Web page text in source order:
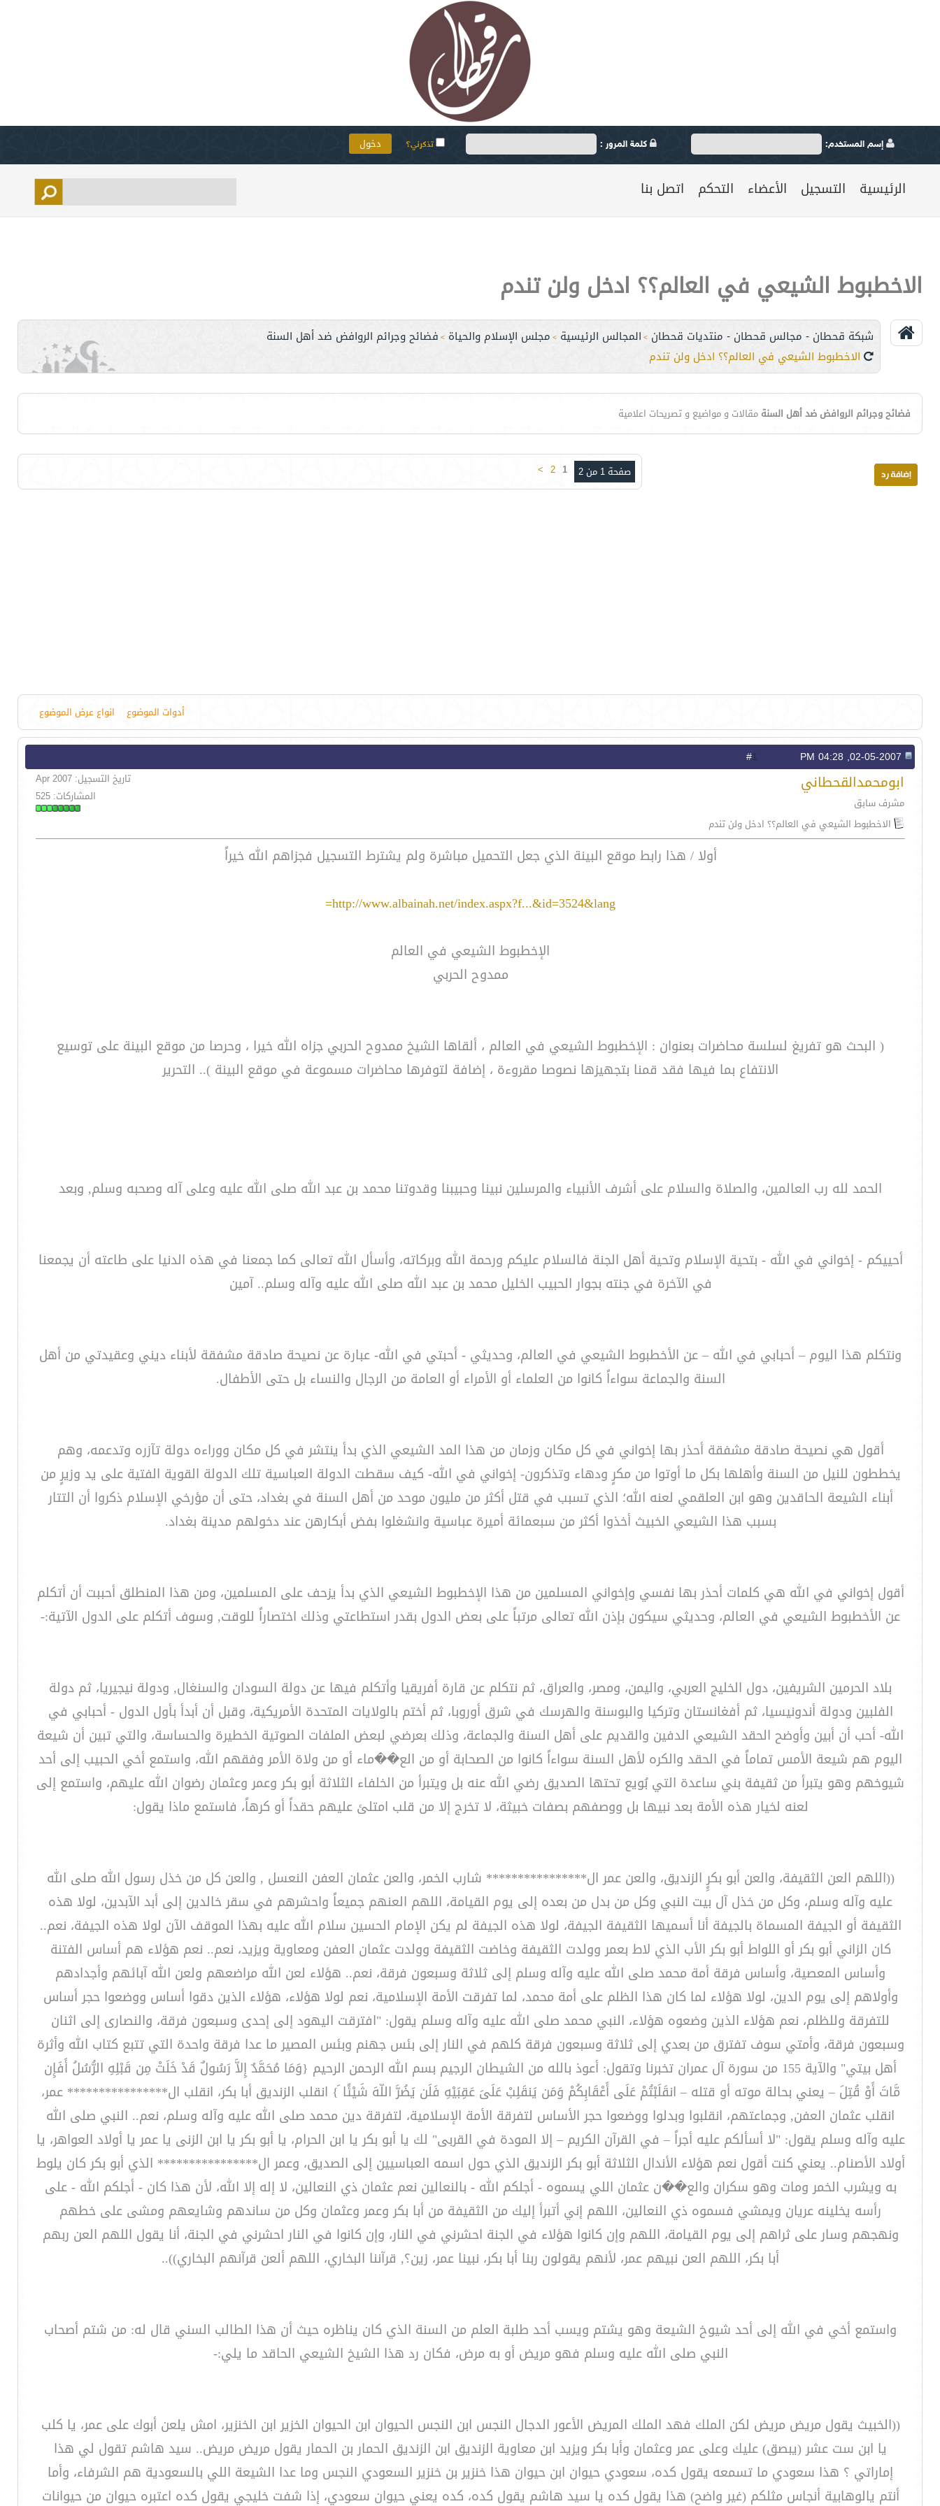
إسم المستخدم: كلمة المرور : تذكرني؟
الرئيسية التسجيل الأعضاء التحكم اتصل بنا
الاخطبوط الشيعي في العالم؟؟ ادخل ولن تندم
شبكة قحطان - مجالس قحطان - منتديات قحطان > المجالس الرئيسية > مجلس الإسلام والحياة > فضائح وجرائم الروافض ضد أهل السنة
الاخطبوط الشيعي في العالم؟؟ ادخل ولن تندم
فضائح وجرائم الروافض ضد أهل السنة مقالات و مواضيع و تصريحات اعلامية
صفحة 1 من 2 1
2
>
أدوات الموضوع انواع عرض الموضوع
1
ابومحمدالقحطاني
مشرف سابق
تاريخ التسجيل: Apr 2007
المشاركات: 525
الاخطبوط الشيعي في العالم؟؟ ادخل ولن تندم
أولا / هذا رابط موقع البينة الذي جعل التحميل مباشرة ولم يشترط التسجيل فجزاهم الله خيراً
http://www.albainah.net/index.aspx?f...&id=3524&lang=
الإخطبوط الشيعي في العالم
ممدوح الحربي
( البحث هو تفريغ لسلسة محاضرات بعنوان : الإخطبوط الشيعي في العالم ، ألقاها الشيخ ممدوح الحربي جزاه الله خيرا ، وحرصا من موقع البينة على توسيع
الانتفاع بما فيها فقد قمنا بتجهيزها نصوصا مقروءة ، إضافة لتوفرها محاضرات مسموعة في موقع البينة ).. التحرير
الحمد لله رب العالمين، والصلاة والسلام على أشرف الأنبياء والمرسلين نبينا وحبيبنا وقدوتنا محمد بن عبد الله صلى الله عليه وعلى آله وصحبه وسلم, وبعد
أحييكم - إخواني في الله - بتحية الإسلام وتحية أهل الجنة فالسلام عليكم ورحمة الله وبركاته، وأسأل الله تعالى كما جمعنا في هذه الدنيا على طاعته أن يجمعنا
في الآخرة في جنته بجوار الحبيب الخليل محمد بن عبد الله صلى الله عليه وآله وسلم.. آمين
ونتكلم هذا اليوم – أحبابي في الله – عن الأخطبوط الشيعي في العالم، وحديثي - أحبتي في الله- عبارة عن نصيحة صادقة مشفقة لأبناء ديني وعقيدتي من أهل
السنة والجماعة سواءاً كانوا من العلماء أو الأمراء أو العامة من الرجال والنساء بل حتى الأطفال.
أقول هي نصيحة صادقة مشفقة أحذر بها إخواني في كل مكان وزمان من هذا المد الشيعي الذي بدأ ينتشر في كل مكان ووراءه دولة تآزره وتدعمه، وهم
يخططون للنيل من السنة وأهلها بكل ما أوتوا من مكرٍ ودهاء وتذكرون- إخواني في الله- كيف سقطت الدولة العباسية تلك الدولة القوية الفتية على يد وزيرٍ من
أبناء الشيعة الحاقدين وهو ابن العلقمي لعنه الله؛ الذي تسبب في قتل أكثر من مليون موحد من أهل السنة في بغداد، حتى أن مؤرخي الإسلام ذكروا أن التتار
بسبب هذا الشيعي الخبيث أخذوا أكثر من سبعمائة أميرة عباسية وانشغلوا بفض أبكارهن عند دخولهم مدينة بغداد.
أقول إخواني في الله هي كلمات أحذر بها نفسي وإخواني المسلمين من هذا الإخطبوط الشيعي الذي بدأ يزحف على المسلمين، ومن هذا المنطلق أحببت أن أتكلم
عن الأخطبوط الشيعي في العالم، وحديثي سيكون بإذن الله تعالى مرتباً على بعض الدول بقدر استطاعتي وذلك اختصاراً للوقت, وسوف أتكلم على الدول الآتية:-
بلاد الحرمين الشريفين، دول الخليج العربي، واليمن، ومصر، والعراق، ثم نتكلم عن قارة أفريقيا وأتكلم فيها عن دولة السودان والسنغال, ودولة نيجيريا، ثم دولة
الفلبين ودولة أندونيسيا، ثم أفغانستان وتركيا والبوسنة والهرسك في شرق أوروبا، ثم أختم بالولايات المتحدة الأمريكية، وقبل أن أبدأ بأول الدول - أحبابي في
الله- أحب أن أبين وأوضح الحقد الشيعي الدفين والقديم على أهل السنة والجماعة، وذلك بعرضي لبعض الملفات الصوتية الخطيرة والحساسة، والتي تبين أن شيعة
اليوم هم شيعة الأمس تماماً في الحقد والكره لأهل السنة سواءاً كانوا من الصحابة أو من الع��ماء أو من ولاة الأمر وفقهم الله، واستمع أخي الحبيب إلى أحد
شيوخهم وهو يتبرأ من ثقيفة بني ساعدة التي بُويع تحتها الصديق رضي الله عنه بل ويتبرأ من الخلفاء الثلاثة أبو بكر وعمر وعثمان رضوان الله عليهم، واستمع إلى
لعنه لخيار هذه الأمة بعد نبيها بل ووصفهم بصفات خبيثة، لا تخرج إلا من قلب امتلئ عليهم حقداً أو كرهاً، فاستمع ماذا يقول:
((اللهم العن الثقيفة، والعن أبو بكرٍِ الزنديق، والعن عمر ال**************** شارب الخمر، والعن عثمان العفن النعسل , والعن كل من خذل رسول الله صلى الله
عليه وآله وسلم، وكل من خذل آل بيت النبي وكل من بدل من بعده إلى يوم القيامة، اللهم العنهم جميعاً واحشرهم في سقر خالدين إلى أبد الآبدين، لولا هذه
الثقيفة أو الجيفة المسماة بالجيفة أنا أسميها الثقيفة الجيفة، لولا هذه الجيفة لم يكن الإمام الحسين سلام الله عليه بهذا الموقف الآن لولا هذه الجيفة، نعم..
كان الزاني أبو بكر أو اللواط أبو بكر الأب الذي لاط بعمر وولدت الثقيفة وخاضت الثقيفة وولدت عثمان العفن ومعاوية ويزيد، نعم.. نعم هؤلاء هم أساس الفتنة
وأساس المعصية، وأساس فرقة أمة محمد صلى الله عليه وآله وسلم إلى ثلاثة وسبعون فرقة، نعم.. هؤلاء لعن الله مراضعهم ولعن الله آبائهم وأجدادهم
وأولاهم إلى يوم الدين، لولا هؤلاء لما كان هذا الظلم على أمة محمد، لما تفرقت الأمة الإسلامية، نعم لولا هؤلاء، هؤلاء الذين دقوا أساس ووضعوا حجر أساس
للتفرقة وللظلم، نعم هؤلاء الذين وضعوه هؤلاء، النبي محمد صلى الله عليه وآله وسلم يقول: "افترقت اليهود إلى إحدى وسبعون فرقة، والنصارى إلى اثنان
وسبعون فرقة، وأمتي سوف تفترق من بعدي إلى ثلاثة وسبعون فرقة كلهم في النار إلى بئس جهنم وبئس المصير ما عدا فرقة واحدة التي تتبع كتاب الله وأثرة
أهل بيتي" والآية 155 من سورة آل عمران تخبرنا وتقول: أعوذ بالله من الشيطان الرجيم بسم الله الرحمن الرحيم {وَمَا مُحَمَّدٌ إِلاَّ رَسُولٌ قَدْ خَلَتْ مِن قَبْلِهِ الرُّسُلُ أَفَإِن
مَّاتَ أَوْ قُتِلَ – يعني بحالة موته أو قتله – انقَلَبْتُمْ عَلَى أَعْقَابِكُمْ وَمَن يَنقَلِبْ عَلَىَ عَقِبَيْهِ فَلَن يَضُرَّ اللّهَ شَيْئًا َ} انقلب الزنديق أبا بكر، انقلب ال**************** عمر،
انقلب عثمان العفن, وجماعتهم، انقلبوا وبدلوا ووضعوا حجر الأساس لتفرقة الأمة الإسلامية، لتفرقة دين محمد صلى الله عليه وآله وسلم، نعم.. النبي صلى الله
عليه وآله وسلم يقول: "لا أسألكم عليه أجراً – في القرآن الكريم – إلا المودة في القربى" لك يا أبو بكر يا ابن الحرام، يا أبو بكر يا ابن الزنى يا عمر يا أولاد العواهر، يا
أولاد الأصنام.. يعني كنت أقول نعم هؤلاء الأندال الثلاثة أبو بكر الزنديق الذي حول اسمه العباسيين إلى الصديق، وعمر ال**************** الذي أبو بكر كان يلوط
به ويشرب الخمر ومات وهو سكران والع��ن عثمان اللي يسموه - أجلكم الله - بالنعالين نعم عثمان ذي النعالين، لا إله إلا الله، لأن هذا كان - أجلكم الله - على
رأسه يخلينه عريان ويمشي فسموه ذي النعالين، اللهم إني أتبرأ إليك من الثقيفة من أبا بكر وعمر وعثمان وكل من ساندهم وشايعهم ومشى على خطهم
ونهجهم وسار على ثراهم إلى يوم القيامة، اللهم وإن كانوا هؤلاء في الجنة احشرني في النار، وإن كانوا في النار احشرني في الجنة، أنا يقول اللهم العن ربهم
أبا بكر، اللهم العن نبيهم عمر، لأنهم يقولون ربنا أبا بكر، نبينا عمر، زين؟, قرآننا البخاري، اللهم ألعن قرآنهم البخاري))..
واستمع أخي في الله إلى أحد شيوخ الشيعة وهو يشتم ويسب أحد طلبة العلم من السنة الذي كان يناظره حيث أن هذا الطالب السني قال له: من شتم أصحاب
النبي صلى الله عليه وسلم فهو مريض أو به مرض، فكان رد هذا الشيخ الشيعي الحاقد ما يلي:-
((الخبيث يقول مريض مريض لكن الملك فهد الملك المريض الأعور الدجال النجس ابن النجس الحيوان ابن الحيوان الخزير ابن الخنزير، امش يلعن أبوك على عمر، يا كلب
يا ابن ست عشر (يبصق) عليك وعلى عمر وعثمان وأبا بكر ويزيد ابن معاوية الزنديق ابن الزنديق الحمار بن الحمار يقول مريض مريض.. سيد هاشم تقول لي هذا
إماراتي ؟ هذا سعودي ما تسمعه يقول كده، سعودي حيوان ابن حيوان هذا خنزير بن خنزير السعودي النجس وما عدا الشيعة اللي بالسعودية هم الشرفاء، وأما
أنتم يالوهابية أنجاس مثلكم (غير واضح) هذا يقول كده يا سيد هاشم يقول كده، كده يعني حيوان سعودي، إذا شفت خليجي يقول كده اعتبره حيوان من حيوانات